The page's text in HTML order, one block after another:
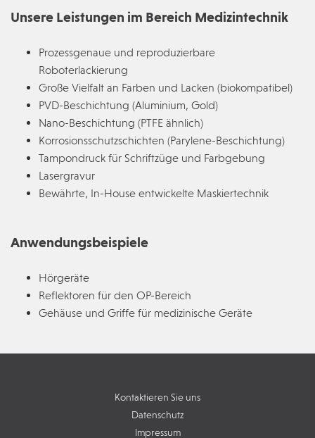
Unsere Leistungen im Bereich Medizintechnik
Prozessgenaue und reproduzierbare
Roboterlackierung
Große Vielfalt an Farben und Lacken (biokompatibel)
PVD-Beschichtung (Aluminium, Gold)
Nano-Beschichtung (PTFE ähnlich)
Korrosionsschutzschichten (Parylene-Beschichtung)
Tampondruck für Schriftzüge und Farbgebung
Lasergravur
Bewährte, In-House entwickelte Maskiertechnik
Anwendungsbeispiele
Hörgeräte
Reflektoren für den OP-Bereich
Gehäuse und Griffe für medizinische Geräte
Kontaktieren Sie uns
Datenschutz
Impressum